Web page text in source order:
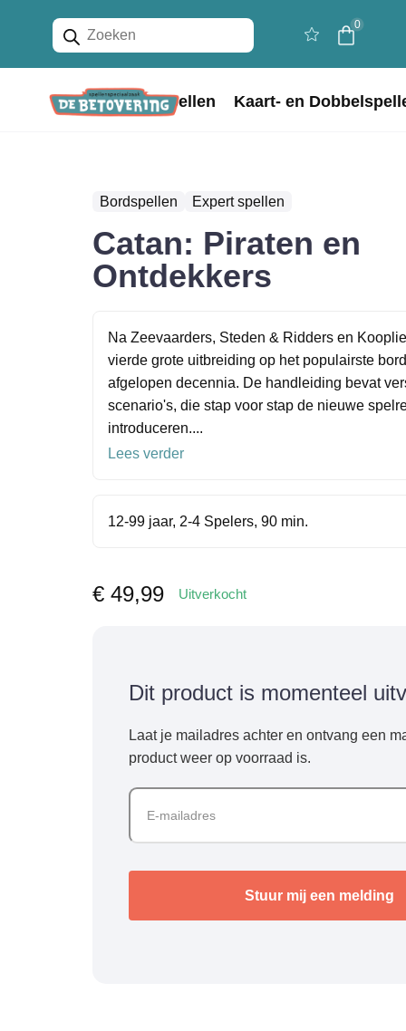
Producten
zoeken
0
Home Bordspellen Kaart- en
Bordspellen Expert spellen
Catan: Piraten en
Ontdekkers
Na Zeevaarders, Steden & Ridders en
vierde grote uitbreiding op het populairste
afgelopen decennia. De handleiding bevat
scenario's, die stap voor stap de nieuwe
introduceren....
Lees verder
12-99 jaar, 2-4 Spelers, 90 min.
€ 49,99 Uitverkocht
Dit product is momenteel
Laat je mailadres achter en ontvang een
product weer op voorraad is.